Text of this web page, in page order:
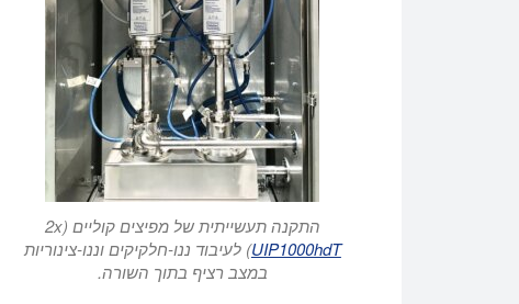
התקנה תעשייתית של מפיצים קוליים (2x
UIP1000hdT) לעיבוד ננו-חלקיקים וננו-צינוריות
במצב רציף בתוך השורה.